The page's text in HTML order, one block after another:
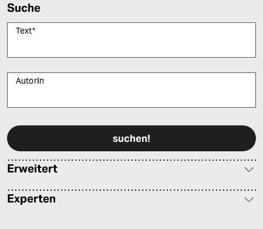
Suche
Text*
AutorIn
Erweitert
Experten